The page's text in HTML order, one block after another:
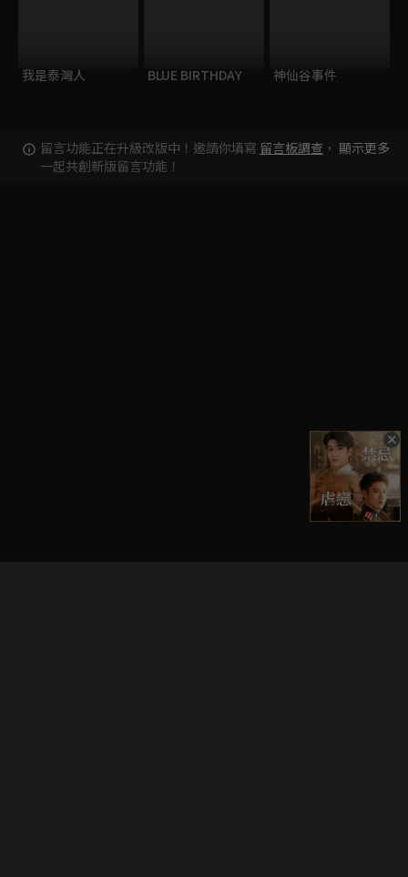
我是泰灣人 BLUE BIRTHDAY 神仙谷事件
留言功能正在升級改版中！邀請你填寫 留言板調查 ，
一起共創新版留言功能！
顯示更多